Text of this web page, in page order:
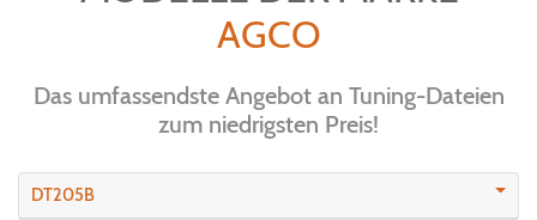
AGCO
Das umfassendste Angebot an Tuning-Dateien
zum niedrigsten Preis!
DT205B